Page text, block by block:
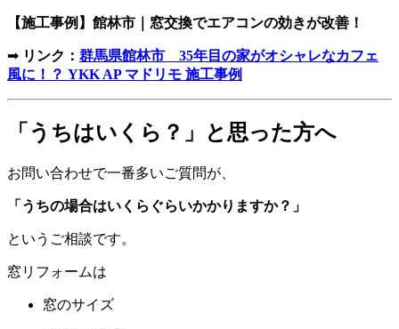
【施工事例】館林市｜窓交換でエアコンの効きが改善！
➡ リンク： 群馬県館林市 35年目の家がオシャレなカフェ
風に！？ YKK AP マドリモ 施工事例
「うちはいくら？」と思った方へ
お問い合わせで一番多いご質問が、
「うちの場合はいくらぐらいかかりますか？」
というご相談です。
窓リフォームは
窓のサイズ